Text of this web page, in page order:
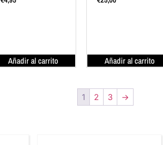
Añadir al carrito Añadir al carrito
1 2 3 →